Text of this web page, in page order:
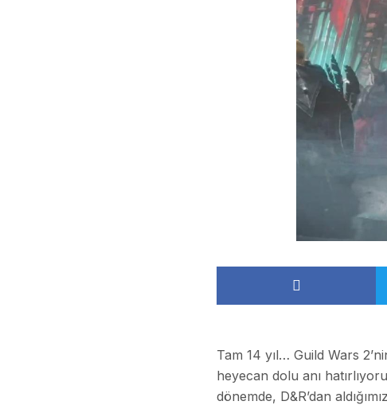
Tam 14 yıl… Guild Wars
heyecan dolu anı
dönemde, D&R’dan